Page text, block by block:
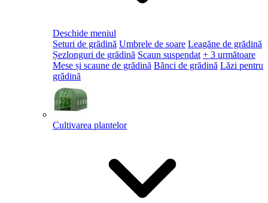
Deschide meniul
Seturi de grădină Umbrele de soare Leagăne de grădină
Șezlonguri de grădină Scaun suspendat + 3 următoare
Mese și scaune de grădină Bănci de grădină Lăzi pentru
grădină
Cultivarea plantelor